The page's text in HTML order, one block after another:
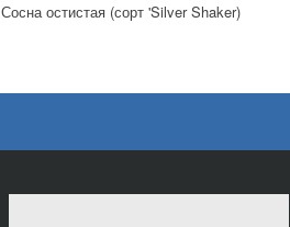
Сосна остистая (сорт 'Silver Shaker)